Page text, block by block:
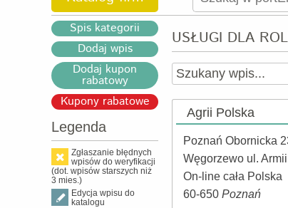
Spis kategorii
Dodaj wpis
Dodaj kupon
rabatowy
Kupony rabatowe
Legenda
Zgłaszanie błędnych
wpisów do weryfikacji
(dot. wpisów starszych niż
3 mies.)
Edycja wpisu do
katalogu
USŁUGI DLA
Agrii Polska
Poznań Obornicka
Węgorzewo ul.
On-line cała Polska
60-650 Poznań